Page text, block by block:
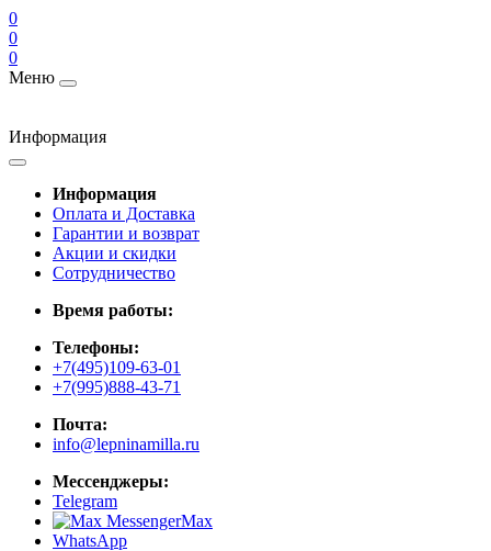
0
0
0
Меню
Информация
Информация
Оплата и Доставка
Гарантии и возврат
Акции и скидки
Cотрудничество
Время работы:
Телефоны:
+7(495)109-63-01
+7(995)888-43-71
Почта:
info@lepninamilla.ru
Мессенджеры:
Telegram
Max
WhatsApp